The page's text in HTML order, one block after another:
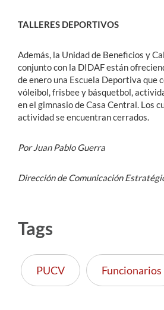
TALLERES DEPORTIVOS
Además, la Unidad de Beneficios y
conjunto con la DIDAF están
de enero una Escuela Deportiva que
vóleibol, frisbee y básquetbol,
en el gimnasio de Casa Central. Los
actividad se encuentran cerrados.
Por Juan Pablo Guerra
Dirección de Comunicación
Tags
PUCV Funcionarios